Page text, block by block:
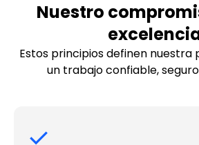
Nuestro
Estos principios definen
un trabajo confiable,